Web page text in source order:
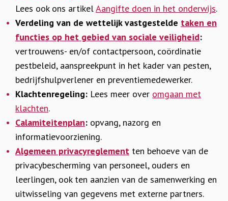
Lees ook ons artikelAangifte doen in het onderwijs.
Verdeling van de wettelijk vastgestelde taken en
functies op het gebied van sociale veiligheid:
vertrouwens- en/of contactpersoon, coördinatie
pestbeleid, aanspreekpunt in het kader van pesten,
bedrijfshulpverlener en preventiemedewerker.
Klachtenregeling: Lees meer over omgaan met
klachten.
Calamiteitenplan: opvang, nazorg en
informatievoorziening.
Algemeen privacyreglement ten behoeve van de
privacybescherming van personeel, ouders en
leerlingen, ook ten aanzien van de samenwerking en
uitwisseling van gegevens met externe partners.